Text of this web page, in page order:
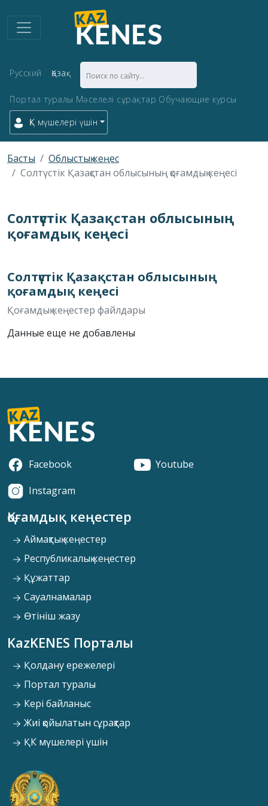
Русский Қазақ
Портал туралы Мәселелі сұрақтар Обучающие курсы
ҚК мүшелері үшін
Басты
Облыстық кеңес
Солтүстік Қазақстан облысының қоғамдық кеңесі
Солтүстік Қазақстан облысының
қоғамдық кеңесі
Солтүстік Қазақстан облысының
қоғамдық кеңесі
Қоғамдық кеңестер файлдары
Данные еще не добавлены
Facebook
Youtube
Instagram
Қоғамдық кеңестер
Аймақтық кеңестер
Республикалық кеңестер
Құжаттар
Сауалнамалар
Өтініш жазу
KazKENES Порталы
Қолдану ережелері
Портал туралы
Кері байланыс
Жиі қойылатын сұрақтар
ҚК мүшелері үшін